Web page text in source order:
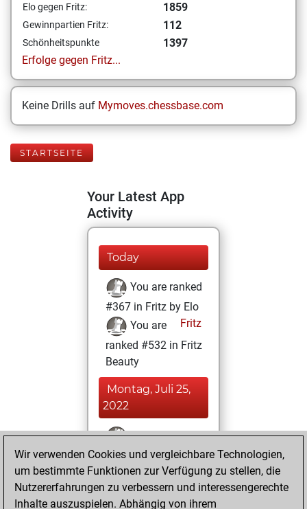
Elo gegen Fritz: 1859
Gewinnpartien Fritz: 112
Schönheitspunkte
1397
Erfolge gegen Fritz...
Keine Drills auf Mymoves.chessbase.com
STARTSEITE
Your Latest App
Activity
Today
You are ranked
#367 in Fritz by Elo
Fritz
You are
ranked #532 in Fritz
Beauty
Montag, Juli 25,
2022
You won
against Fritz
Fritz
You achieved a
BeautyScore of 1397
Wir verwenden Cookies und vergleichbare Technologien,
um bestimmte Funktionen zur Verfügung zu stellen, die
Nutzererfahrungen zu verbessern und interessengerechte
Inhalte auszuspielen. Abhängig von ihrem